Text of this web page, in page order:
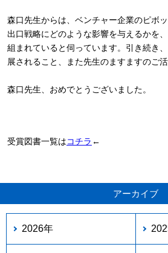
森口先生からは、ベンチャー企業のピボ
出口戦略にどのような影響を与えるかを
組まれていると伺っています。引き続き
展されること、また先生のますますのご
森口先生、おめでとうございました。
受賞図書一覧はコチラ ←
アーカイブ
2026年